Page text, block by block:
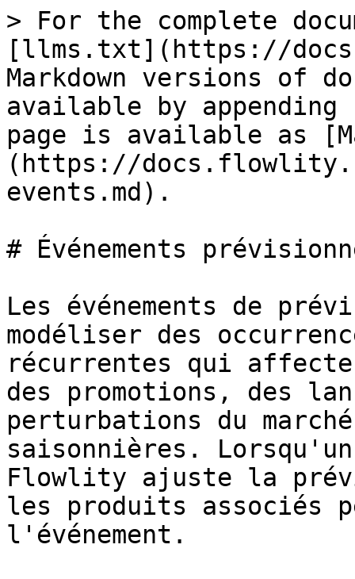
> For the complete
[llms.txt](https://
Markdown versions of
available by
page is available as
(https://
events.md).
# Événements
Les événements de
modéliser des
récurrentes qui
des promotions, des
perturbations du marché
saisonnières.
Flowlity ajuste la
les produits associés
l'événement.